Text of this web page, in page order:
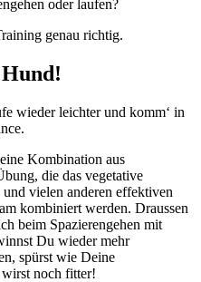
oder laufen?
genau richtig.
wieder leichter und komm‘ in
Kombination aus
die das vegetative
vielen anderen effektiven
kombiniert werden. Draussen
beim Spazierengehen mit
Du wieder mehr
spürst wie Deine
noch fitter!